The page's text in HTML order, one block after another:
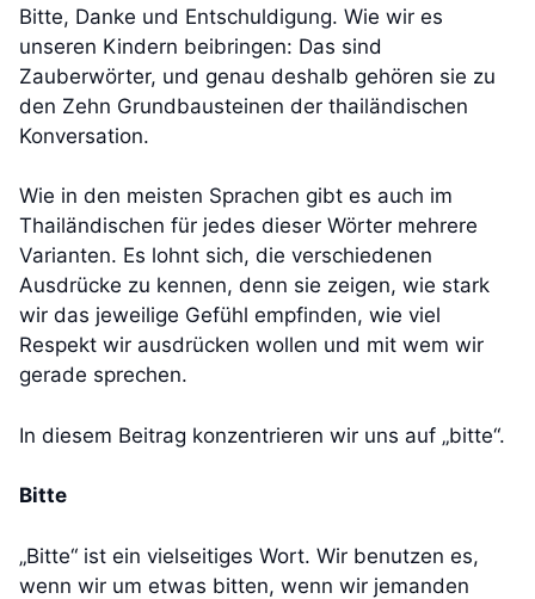
Bitte, Danke und Entschuldigung. Wie wir es
unseren Kindern beibringen: Das sind
Zauberwörter, und genau deshalb gehören sie zu
den Zehn Grundbausteinen der thailändischen
Konversation.
Wie in den meisten Sprachen gibt es auch im
Thailändischen für jedes dieser Wörter mehrere
Varianten. Es lohnt sich, die verschiedenen
Ausdrücke zu kennen, denn sie zeigen, wie stark
wir das jeweilige Gefühl empfinden, wie viel
Respekt wir ausdrücken wollen und mit wem wir
gerade sprechen.
In diesem Beitrag konzentrieren wir uns auf „bitte“.
Bitte
„Bitte“ ist ein vielseitiges Wort. Wir benutzen es,
wenn wir um etwas bitten, wenn wir jemanden